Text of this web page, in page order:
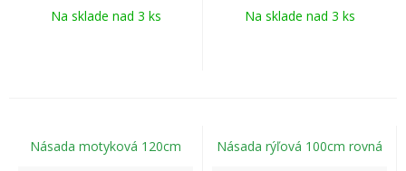
Na sklade nad 3 ks Na sklade nad 3 ks
Násada motyková 120cm Násada rýľová 100cm rovná